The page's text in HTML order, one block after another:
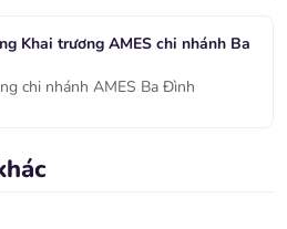
Khai trương AMES chi nhánh Ba
chi nhánh AMES Ba Đình